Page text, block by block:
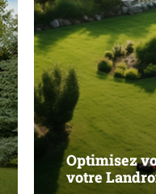
Optimisez
votre